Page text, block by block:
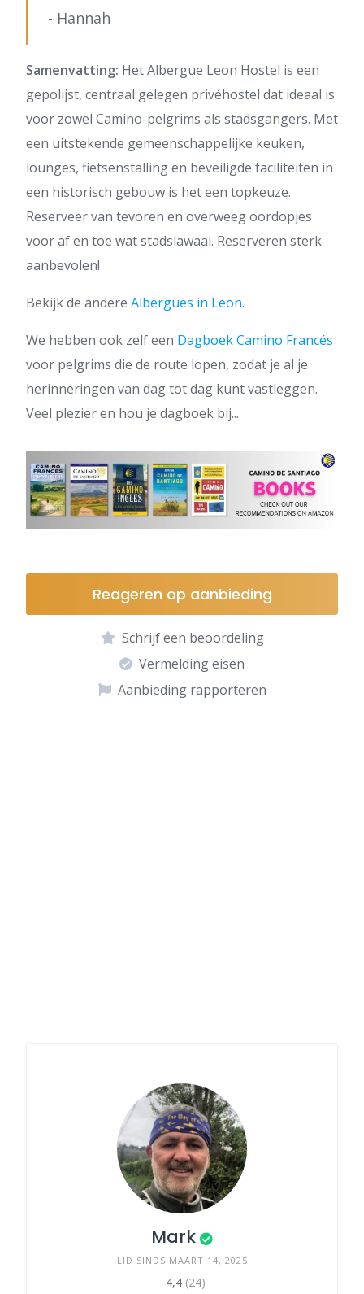
- Hannah
Samenvatting: Het Albergue Leon Hostel is een
gepolijst, centraal gelegen privéhostel dat ideaal is
voor zowel Camino-pelgrims als stadsgangers. Met
een uitstekende gemeenschappelijke keuken,
lounges, fietsenstalling en beveiligde faciliteiten in
een historisch gebouw is het een topkeuze.
Reserveer van tevoren en overweeg oordopjes
voor af en toe wat stadslawaai. Reserveren sterk
aanbevolen!
Bekijk de andere Albergues in Leon.
We hebben ook zelf een Dagboek Camino Francés
voor pelgrims die de route lopen, zodat je al je
herinneringen van dag tot dag kunt vastleggen.
Veel plezier en hou je dagboek bij...
Reageren op aanbieding
Schrijf een beoordeling
Vermelding eisen
Aanbieding rapporteren
Mark
LID SINDS MAART 14, 2025
4,4 (24)